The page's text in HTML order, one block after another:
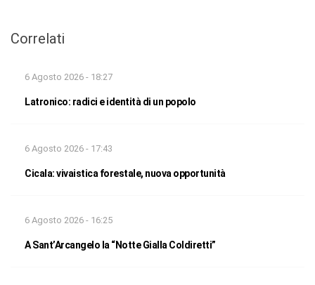
Correlati
6 Agosto 2026 - 18:27
Latronico: radici e identità di un popolo
6 Agosto 2026 - 17:43
Cicala: vivaistica forestale, nuova opportunità
6 Agosto 2026 - 16:25
A Sant’Arcangelo la “Notte Gialla Coldiretti”